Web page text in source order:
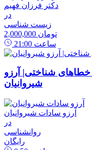
دکتر فرزان فهیم
در
زیست شناسی
2,000,000 تومان
21:00 ساعت
شناختی| آرزو
شیروانیان
آرزو سادات شیروانیان
در
روانشناسی
رایگان